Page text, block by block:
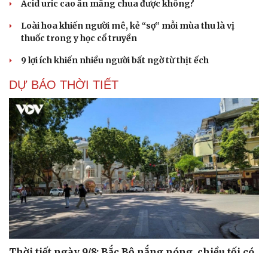
Acid uric cao ăn măng chua được không?
Loài hoa khiến người mê, kẻ “sợ” mỗi mùa thu là vị
thuốc trong y học cổ truyền
9 lợi ích khiến nhiều người bất ngờ từ thịt ếch
DỰ BÁO THỜI TIẾT